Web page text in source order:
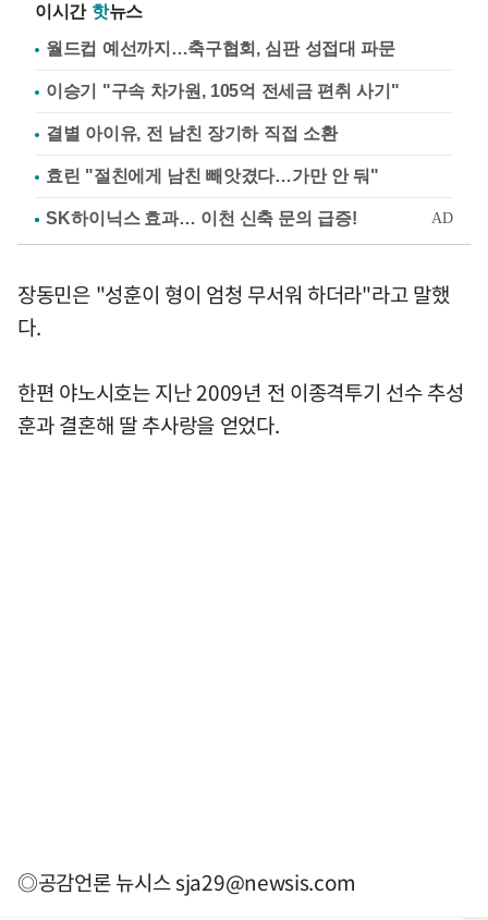
이시간 핫뉴스
월드컵 예선까지…축구협회, 심판 성접대 파문
이승기 "구속 차가원, 105억 전세금 편취 사기"
결별 아이유, 전 남친 장기하 직접 소환
효린 "절친에게 남친 빼앗겼다…가만 안 둬"
장동민은 "성훈이 형이 엄청 무서워 하더라"라고 말했
다.
한편 야노시호는 지난 2009년 전 이종격투기 선수 추성
훈과 결혼해 딸 추사랑을 얻었다.
◎공감언론 뉴시스sja29@newsis.com